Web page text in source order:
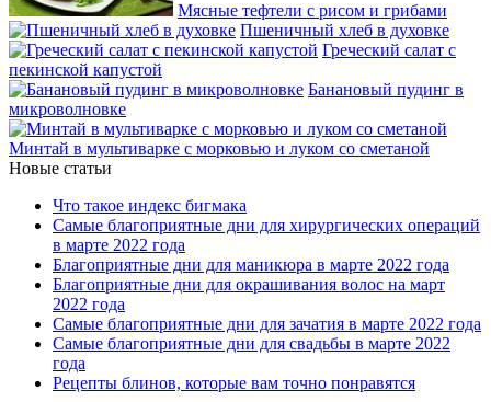
Мясные тефтели с рисом и грибами
Пшеничный хлеб в духовке
Греческий салат с
пекинской капустой
Банановый пудинг в
микроволновке
Минтай в мультиварке с морковью и луком со сметаной
Новые статьи
Что такое индекс бигмака
Самые благоприятные дни для хирургических операций
в марте 2022 года
Благоприятные дни для маникюра в марте 2022 года
Благоприятные дни для окрашивания волос на март
2022 года
Самые благоприятные дни для зачатия в марте 2022 года
Самые благоприятные дни для свадьбы в марте 2022
года
Рецепты блинов, которые вам точно понравятся